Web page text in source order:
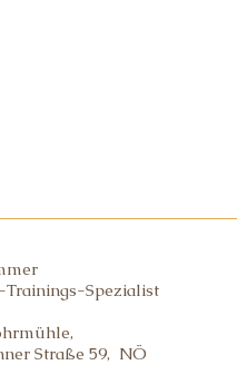
Spezialist
Straße 59, NÖ